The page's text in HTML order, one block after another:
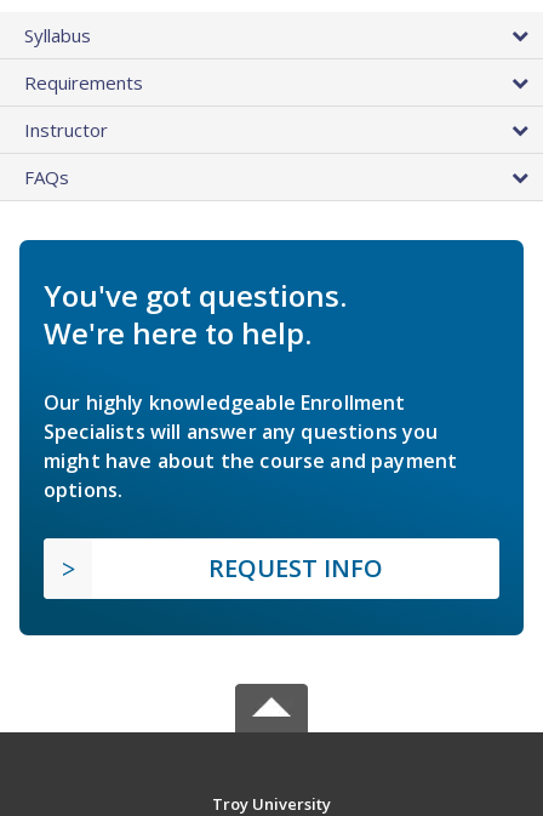
Syllabus
Requirements
Instructor
FAQs
You've got questions.
We're here to help.
Our highly knowledgeable Enrollment
Specialists will answer any questions you
might have about the course and payment
options.
REQUEST INFO
Troy University